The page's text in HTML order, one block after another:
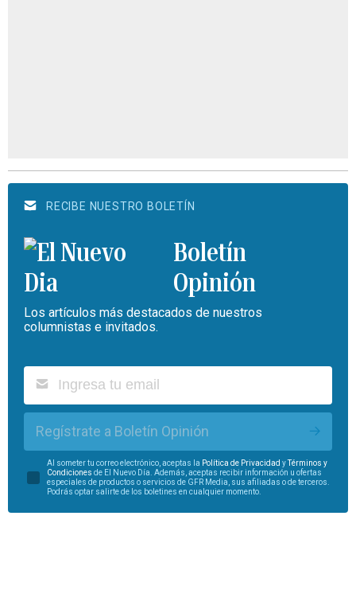
RECIBE NUESTRO BOLETÍN
Boletín
Opinión
Los artículos más destacados de nuestros
columnistas e invitados.
Regístrate a Boletín Opinión
Al someter tu correo electrónico, aceptas la Política de Privacidad yTérminos y
Condiciones de El Nuevo Día. Además, aceptas recibir información u ofertas
especiales de productos o servicios de GFR Media, sus afiliadas o de terceros.
Podrás optar salirte de los boletines en cualquier momento.